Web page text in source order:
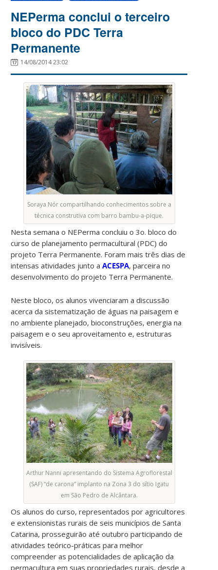
NEPerma conclui o terceiro
bloco do PDC Terra
Permanente
14/08/2014 23:02
Soraya Nór compartilhando conhecimentos sobre a
técnica construtiva com barro bambu-a-pique.
Nesta semana o NEPerma concluiu o 3o. bloco do
curso de planejamento permacultural (PDC) do
projeto Terra Permanente. Foram mais três dias de
intensas atividades junto aACESPA, parceira no
desenvolvimento do projeto Terra Permanente.
Neste bloco, os alunos vivenciaram a discussão
acerca da sistematização de águas na paisagem e
no ambiente planejado, bioconstruções, energia na
paisagem e o seu aproveitamento e, estruturas
invisíveis.
Arthur Nanni apresentando do Sistema Agroflorestal
(SAF) “de carona” implanto na Zona 3 do sítio Igatu
em São Pedro de Alcântara.
Os alunos do curso, representados por agricultores
e extensionistas rurais de seis municípios de Santa
Catarina, prosseguirão até outubro participando de
atividades teórico-práticas para melhor
compreender as potencialidades de aplicação da
permacultura em suas propriedades rurais, desde a